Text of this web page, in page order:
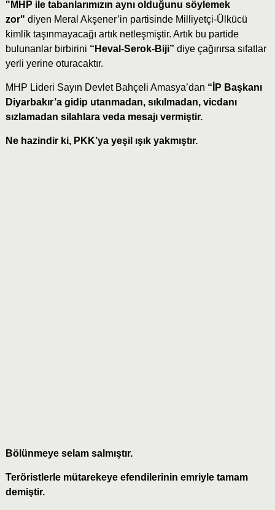
"MHP ile tabanlarımızın aynı olduğunu söylemek
zor" diyen Meral Akşener’in partisinde Milliyetçi-Ülkücü
kimlik taşınmayacağı artık netleşmiştir. Artık bu partide
bulunanlar birbirini “Heval-Serok-Biji” diye çağırırsa sıfatlar
yerli yerine oturacaktır.
MHP Lideri Sayın Devlet Bahçeli Amasya’dan “İP Başkanı
Diyarbakır’a gidip utanmadan, sıkılmadan, vicdanı
sızlamadan silahlara veda mesajı vermiştir.
Ne hazindir ki, PKK’ya yeşil ışık yakmıştır.
Bölünmeye selam salmıştır.
Teröristlerle mütarekeye efendilerinin emriyle tamam
demiştir.